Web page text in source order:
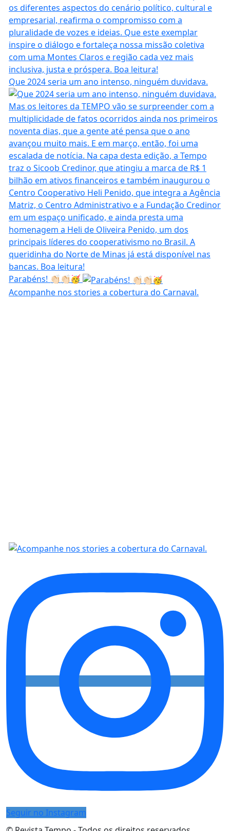
Que 2024 seria um ano intenso, ninguém duvidava.
Parabéns! 👏🏻👏🏻🥳
Acompanhe nos stories a cobertura do Carnaval.
Seguir no Instagram